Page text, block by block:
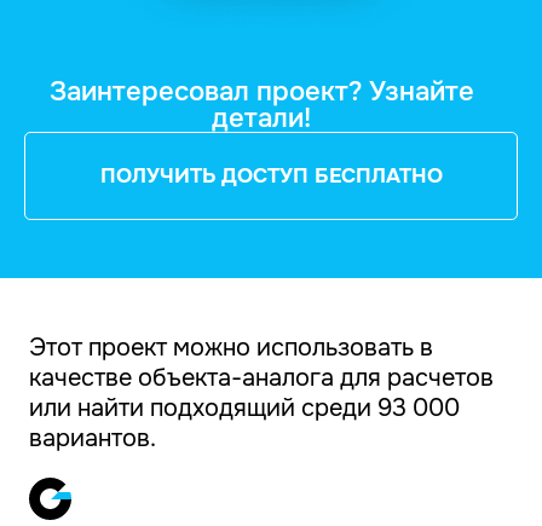
Заинтересовал проект? Узнайте
детали!
ПОЛУЧИТЬ ДОСТУП БЕСПЛАТНО
Этот проект можно использовать в
качестве объекта-аналога для расчетов
или найти подходящий среди 93 000
вариантов.